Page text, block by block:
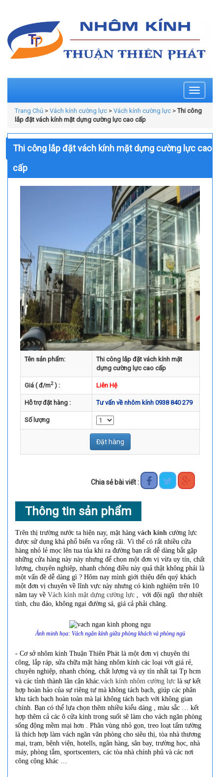
Toggle
Trang Chủ > Vách kính cường lực > Vách kính cường lực > Thi công
lắp đặt vách kính mặt dựng cường lực cao cấp
Thi công lắp đặt vách kính mặt dựng cường lực cao
cấp
Tên sản phẩm:
Thi công lắp đặt vách kính mặt
dựng cường lực cao cấp
Giá ( đ/m2) : Liên Hệ
Hỗ trợ đặt hàng : Tư vấn về nhôm kính 0938 840 279
Số lượng
Đặt hàng
Chia sẻ bài viết :
Thông tin sản phẩm
Trên thị trường nước ta hiện nay, mặt hàng vách kính cường lực
được sử dụng khá phổ biến va rổng rãi. Vì thế có rất nhiều cửa
hàng nhỏ lẻ mọc lên tua tủa khi ra đường bạn rất dễ dàng bắt gặp
những cửa hàng này này nhưng để chọn một đơn vị vừa uy tín, chất
lượng, chuyên nghiệp, nhanh chóng điều này quả thật không phải là
một vấn đề dễ dàng gì ? Hôm nay mình giới thiệu đến quý khách
một đơn vị chuyên về lĩnh vực này nhưng có kinh nghiệm trên 10
năm tay về Vách kính mặt dựng cường lực , với đội ngũ thợ nhiệt
tình, chu đáo, không ngại đường sá, giá cả phải chăng.
Ảnh minh họa: Vách ngăn kính giữa phòng khách và phòng ngủ
- Cơ sở nhôm kính Thuận Thiên Phát là một đơn vị chuyên thi
công, lắp ráp, sửa chữa mặt hàng nhôm kính các loại với giá rẻ,
chuyên nghiệp, nhanh chóng, chất lượng và uy tín nhất tại Tp hcm
và các tỉnh thành lân cận khác.vách kính nhôm cường lực là sự kết
hợp hoàn hảo của sự riêng tư mà không tách bạch, giúp các phân
khu tách bạch hoàn toàn mà lại không tách bạch với không gian
chính. Bạn có thể lựa chọn thêm nhiều kiểu dáng , màu sắc … kết
hợp thêm cả các ô cửa kính trong suốt sẽ làm cho vách ngăn phòng
sống động mềm mại hơn . Phân vùng nhỏ gọn, treo loạt tấm tường
là thích hợp làm vách ngăn văn phòng cho siêu thị, tòa nhà thương
mại, trạm, bệnh viện, hotells, ngân hàng, sân bay, trường học, nhà
máy, phòng tắm, sportscenters, các tòa nhà chính phủ và các nơi
công cộng khác …